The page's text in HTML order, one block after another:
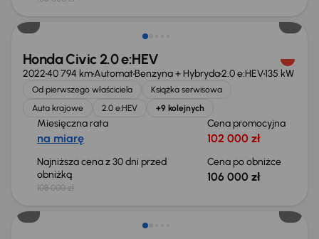
Taniej o 2 000 zł
Honda Civic 2.0 e:HEV
202240 794 kmAutomatBenzyna + Hybryda2.0 e:HEV135 kW
Od pierwszego właściciela
Książka serwisowa
Auta krajowe
2.0 e:HEV +9 kolejnych
Miesięczna rata
na miarę
Cena promocyjna
102 000 zł
Najniższa cena z 30 dni przed
obniżką
108 000 zł
Cena po obniżce
106 000 zł
Taniej o 1 500 zł